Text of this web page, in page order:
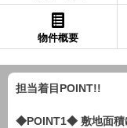
物件概要
担当着目POINT!!
◆POINT1◆ 敷地面積